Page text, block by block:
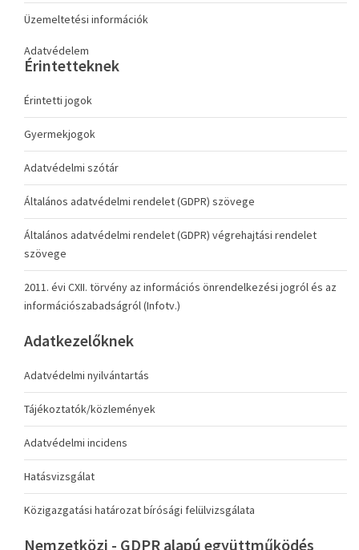
Üzemeltetési információk
Adatvédelem
Érintetteknek
Érintetti jogok
Gyermekjogok
Adatvédelmi szótár
Általános adatvédelmi rendelet (GDPR) szövege
Általános adatvédelmi rendelet (GDPR) végrehajtási rendelet
szövege
2011. évi CXII. törvény az információs önrendelkezési jogról és az
információszabadságról (Infotv.)
Adatkezelőknek
Adatvédelmi nyilvántartás
Tájékoztatók/közlemények
Adatvédelmi incidens
Hatásvizsgálat
Közigazgatási határozat bírósági felülvizsgálata
Nemzetközi - GDPR alapú együttműködés